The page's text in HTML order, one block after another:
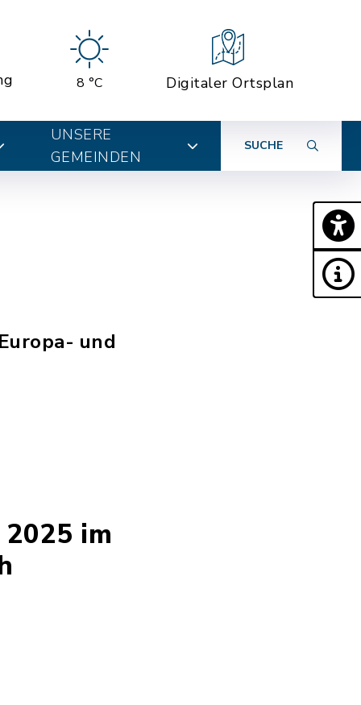
8 °C Digitaler Ortsplan
UNSERE
GEMEINDEN
SUCHE
und
im